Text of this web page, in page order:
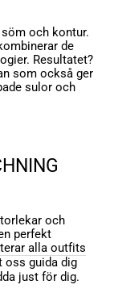
och kontur.
de
Resultatet?
som också ger
sulor och
och
perfekt
alla outfits
oss guida dig
just för dig.